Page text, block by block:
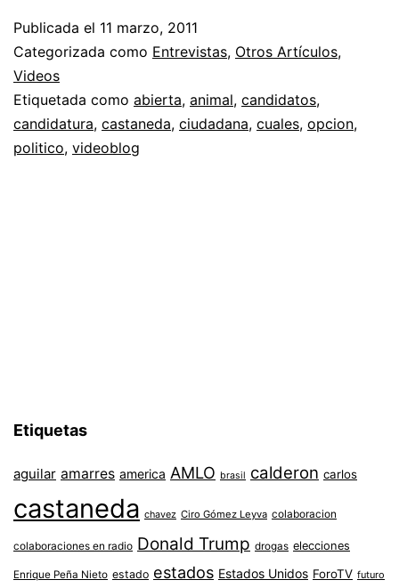
Publicada el 11 marzo, 2011
Categorizada como Entrevistas, Otros Artículos,
Videos
Etiquetada como abierta, animal, candidatos,
candidatura, castaneda, ciudadana, cuales, opcion,
politico, videoblog
Etiquetas
aguilar amarres america AMLO brasil calderon carlos
castaneda chavez Ciro Gómez Leyva colaboracion
colaboraciones en radio Donald Trump drogas elecciones
Enrique Peña Nieto estado estados Estados Unidos ForoTV futuro